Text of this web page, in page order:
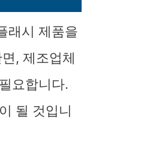
래시 제품을
, 제조업체
요합니다.
될 것입니